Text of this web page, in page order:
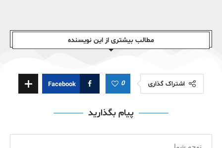
مطالب بیشتری از این نویسندە
اشتراک گذاری 0
Facebook
پیام بگذارید